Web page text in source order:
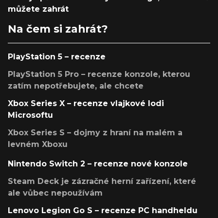
můžete zahrát
Na čem si zahrát?
PlayStation 5 – recenze
PlayStation 5 Pro – recenze konzole, kterou
zatím nepotřebujete, ale chcete
Xbox Series X – recenze vlajkové lodi
Microsoftu
Xbox Series S – dojmy z hraní na malém a
levném Xboxu
Nintendo Switch 2 – recenze nové konzole
Steam Deck je zázračné herní zařízení, které
ale vůbec nepoužívám
Lenovo Legion Go S – recenze PC handheldu